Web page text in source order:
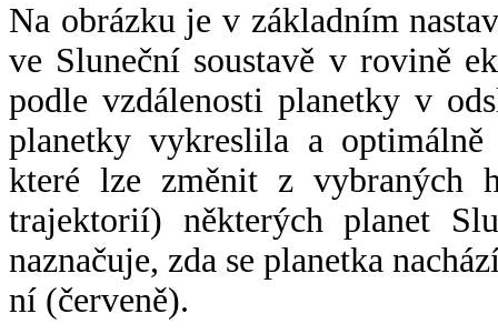
Na obrázku je v základním
ve Sluneční soustavě v rovině
podle vzdálenosti planetky v
planetky vykreslila a
které lze změnit z vybraných
trajektorií) některých planet
naznačuje, zda se planetka
ní (červeně).